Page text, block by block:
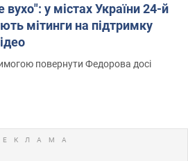
у містах України 24-й
мітинги на підтримку
повернути Федорова досі